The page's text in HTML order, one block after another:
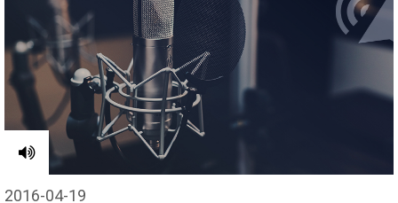
2016-04-19